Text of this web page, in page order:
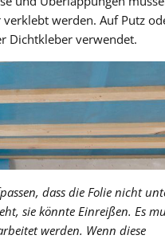
werden. Auf Putz
Dichtkleber verwendet.
dass die Folie nicht
sie könnte Einreißen. Es
werden. Wenn diese